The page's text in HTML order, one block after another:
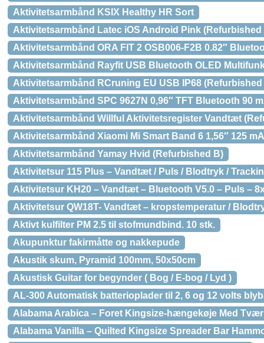
Aktivitetsarmbånd KSIX Healthy HR Sort
Aktivitetsarmbånd Latec iOS Android Pink (Refurbished
Aktivitetsarmbånd ORA FIT 2 OSB006-F2B 0.82″
Aktivitetsarmbånd Rayfit USB Bluetooth OLED
Aktivitetsarmbånd RCruning EU USB IP68 (Refurbished
Aktivitetsarmbånd SPC 9627N 0,96″ TFT Bluetooth 90
Aktivitetsarmbånd Willful Aktivitetsregister Vandtæt
Aktivitetsarmbånd Xiaomi Mi Smart Band 6 1,56″ 125
Aktivitetsarmbånd Yamay Hvid (Refurbished B)
Aktivitetsur 115 Plus – Vandtæt / Puls / Blodtryk /
Aktivitetsur KH20 – Vandtæt – Bluetooth V5.0 – Puls –
Aktivitetsur QW18T- Vandtæt – kropstemperatur /
Aktivt kulfilter PM 2.5 til stofmundbind. 10 stk.
Akupunktur fakirmåtte og nakkepude
Akustik skum, Pyramid 100mm, 50x50cm
Akustisk Guitar for begynder ( Bog / E-bog / Lyd )
AL-300 Automatisk batterioplader til 2, 6 og 12 volts
Alabama Arabica – Foret Kingsize-hængekøje Med
Alabama Vanilla – Quilted Kingsize Spreader Bar